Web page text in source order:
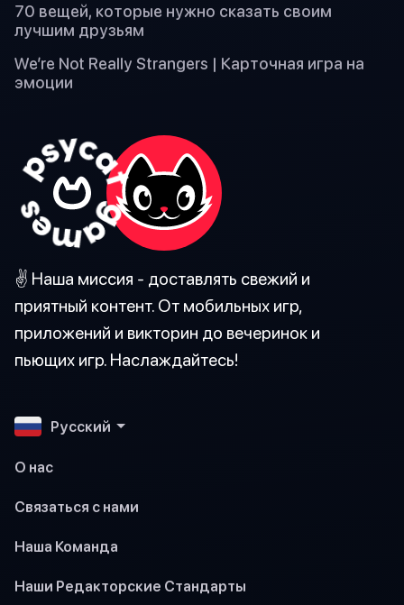
70 вещей, которые нужно сказать своим
лучшим друзьям
We’re Not Really Strangers | Карточная игра на
эмоции
✌️ Наша миссия - доставлять свежий и
приятный контент. От мобильных игр,
приложений и викторин до вечеринок и
пьющих игр. Наслаждайтесь!
Pусский
О нас
Связаться с нами
Наша Команда
Наши Редакторские Стандарты